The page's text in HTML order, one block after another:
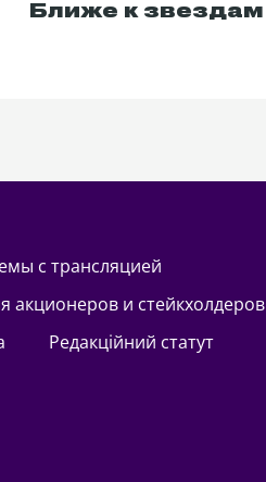
Ближе к звездам
с трансляцией
акционеров и стейкхолдеров
Редакційний статут